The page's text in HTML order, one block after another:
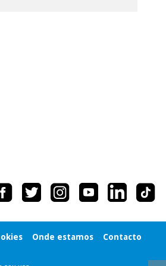
Onde estamos Contacto